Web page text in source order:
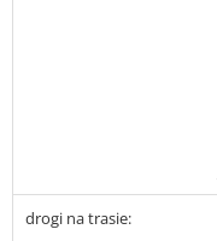
drogi na trasie: